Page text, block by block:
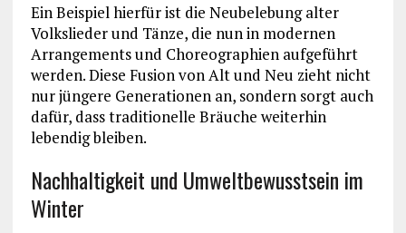
Ein Beispiel hierfür ist die Neubelebung alter
Volkslieder und Tänze, die nun in modernen
Arrangements und Choreographien aufgeführt
werden. Diese Fusion von Alt und Neu zieht nicht
nur jüngere Generationen an, sondern sorgt auch
dafür, dass traditionelle Bräuche weiterhin
lebendig bleiben.
Nachhaltigkeit und Umweltbewusstsein im
Winter